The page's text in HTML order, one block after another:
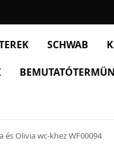
SCHWAB
Olivia wc-khez WF00094